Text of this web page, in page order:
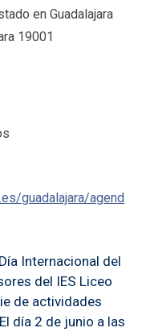
en Guadalajara
19001
guadalajara/agend
Internacional del
del IES Liceo
de actividades
día 2 de junio a las